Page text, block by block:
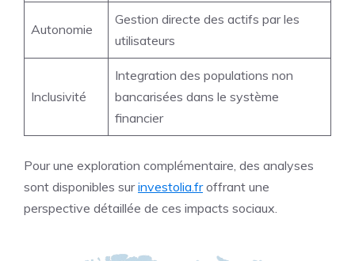
Autonomie
Gestion directe des actifs par les
utilisateurs
Inclusivité
Integration des populations non
bancarisées dans le système
financier
Pour une exploration complémentaire, des analyses
sont disponibles surinvestolia.froffrant une
perspective détaillée de ces impacts sociaux.